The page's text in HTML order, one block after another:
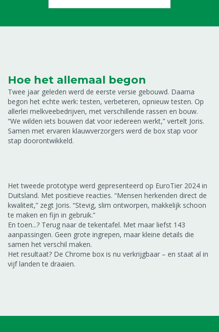
Hoe het allemaal begon
Twee jaar geleden werd de eerste versie gebouwd. Daarna
begon het echte werk: testen, verbeteren, opnieuw testen. Op
allerlei melkveebedrijven, met verschillende rassen en bouw.
“We wilden iets bouwen dat voor iedereen werkt,” vertelt Joris.
Samen met ervaren klauwverzorgers werd de box stap voor
stap doorontwikkeld.
Het tweede prototype werd gepresenteerd op EuroTier 2024 in
Duitsland. Met positieve reacties. “Mensen herkenden direct de
kwaliteit,” zegt Joris. “Stevig, slim ontworpen, makkelijk schoon
te maken en fijn in gebruik.”
En toen...? Terug naar de tekentafel. Met maar liefst 143
aanpassingen. Geen grote ingrepen, maar kleine details die
samen het verschil maken.
Het resultaat? De Chrome box is nu verkrijgbaar – en staat al in
vijf landen te draaien.